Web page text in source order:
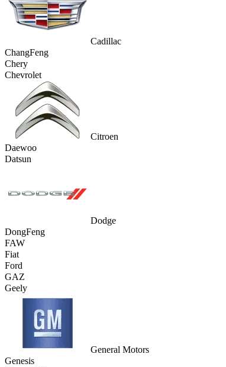
Cadillac
ChangFeng
Chery
Chevrolet
Citroen
Daewoo
Datsun
Dodge
DongFeng
FAW
Fiat
Ford
GAZ
Geely
General Motors
Genesis